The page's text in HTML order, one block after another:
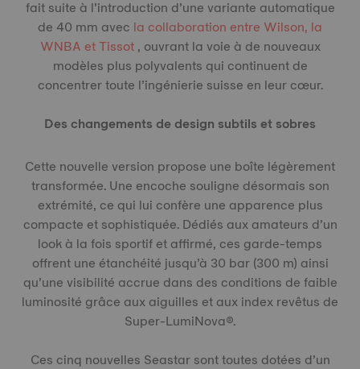
fait suite à l’introduction d’une variante automatique
de 40 mm avec la collaboration entre Wilson, la
WNBA et Tissot, ouvrant la voie à de nouveaux
modèles plus polyvalents qui continuent de
concentrer toute l’ingénierie suisse en leur cœur.
Des changements de design subtils et sobres
Cette nouvelle version propose une boîte légèrement
transformée. Une encoche souligne désormais son
extrémité, ce qui lui confère une apparence plus
compacte et sophistiquée. Dédiés aux amateurs d’un
look à la fois sportif et affirmé, ces garde-temps
offrent une étanchéité jusqu’à 30 bar (300 m) ainsi
qu’une visibilité accrue dans des conditions de faible
luminosité grâce aux aiguilles et aux index revêtus de
Super-LumiNova®.
Ces cinq nouvelles Seastar sont toutes dotées d’un